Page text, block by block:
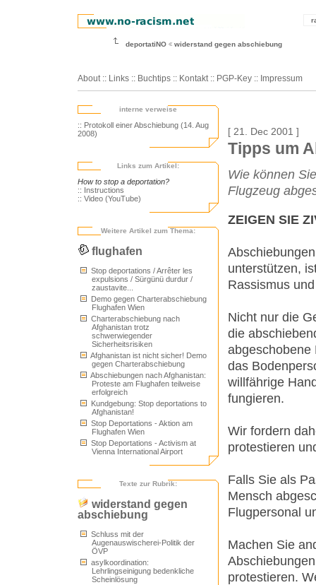
deportatiNO widerstand gegen abschiebung
About :: Links :: Buchtips :: Kontakt :: PGP-Key :: Impressum
interne verweise
:: Protokoll einer Abschiebung (14. Aug
2008)
Links zum Artikel:
How to stop a deportation?
:: Instructions
:: Video (YouTube)
Weitere Artikel zum Thema:
flughafen
Stop deportations / Arrêter les
expulsions / Sürgünü durdur /
zaustavite...
Demo gegen Charterabschiebung
Flughafen Wien
Charterabschiebung nach
Afghanistan trotz
schwerwiegender
Sicherheitsrisiken
Afghanistan ist nicht sicher! Demo
gegen Charterabschiebung
Abschiebungen nach Afghanistan:
Proteste am Flughafen teilweise
erfolgreich
Kundgebung: Stop deportations to
Afghanistan!
Stop Deportations - Aktion am
Flughafen Wien
Stop Deportations - Activism at
Vienna International Airport
Texte zur Rubrik:
widerstand gegen
abschiebung
Schluss mit der
Augenauswischerei-Politik der
ÖVP
asylkoordination:
Lehrlingseinigung bedenkliche
Scheinlösung
[ 21. Dec 2001 ]
Tipps um
Wie können
Flugzeug
ZEIGEN SIE
unterstützen,
Rassismus
Nicht nur die
die
abgeschobene
das
willfährige
fungieren.
Wir fordern
protestieren
Falls Sie als
Mensch
Flugpersonal
Machen Sie
protestieren.